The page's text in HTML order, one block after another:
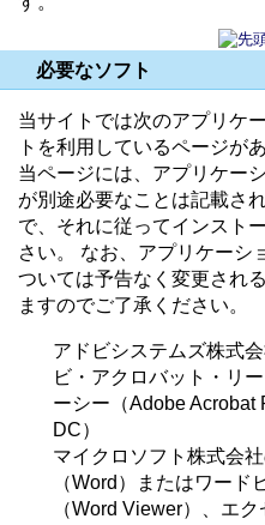
必要なソフト
当サイトでは次のアプリケ
トを利用しているページが
当ページには、アプリケー
が別途必要なことは記載さ
で、それに従ってインスト
さい。 なお、アプリケーシ
ついては予告なく変更され
ますのでご了承ください。
アドビシステムズ株式
ビ・アクロバット・リ
ーシー（Adobe Acrobat
DC）
マイクロソフト株式会
（Word）またはワード
（Word Viewer）、エク